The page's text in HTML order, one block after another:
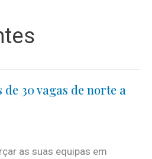
30 vagas de norte a
as suas equipas em